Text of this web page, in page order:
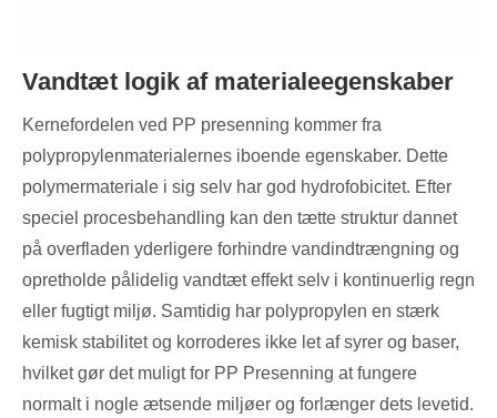
Vandtæt logik af materialeegenskaber
Kernefordelen ved PP presenning kommer fra
polypropylenmaterialernes iboende egenskaber. Dette
polymermateriale i sig selv har god hydrofobicitet. Efter
speciel procesbehandling kan den tætte struktur dannet
på overfladen yderligere forhindre vandindtrængning og
opretholde pålidelig vandtæt effekt selv i kontinuerlig regn
eller fugtigt miljø. Samtidig har polypropylen en stærk
kemisk stabilitet og korroderes ikke let af syrer og baser,
hvilket gør det muligt for PP Presenning at fungere
normalt i nogle ætsende miljøer og forlænger dets levetid.